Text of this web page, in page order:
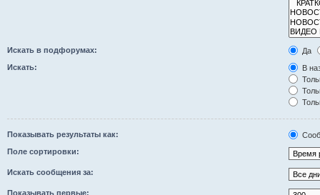
Искать в подфорумах:
Да
Искать:
В
Показывать результаты как:
Поле сортировки:
Искать сообщения за:
Показывать первые: